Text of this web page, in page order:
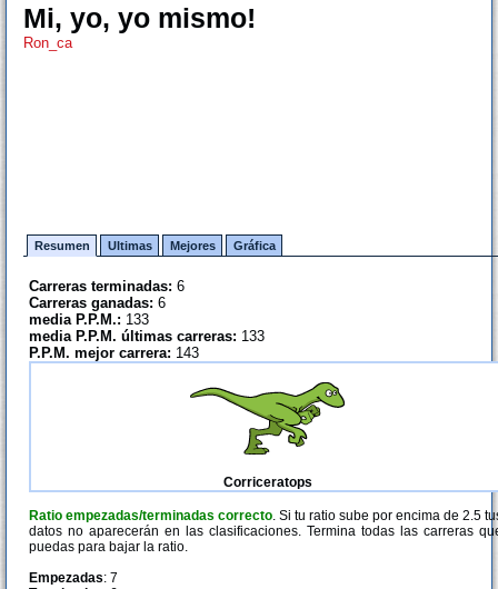
Mi, yo, yo mismo!
Ron_ca
Resumen Ultimas Mejores Gráfica
Carreras terminadas: 6
Carreras ganadas: 6
media P.P.M.: 133
media P.P.M. últimas carreras: 133
P.P.M. mejor carrera: 143
Corriceratops
Ratio empezadas/terminadas correcto. Si tu ratio sube por encima de 2.5
datos no aparecerán en las clasificaciones. Termina todas las carreras
puedas para bajar la ratio.
Empezadas: 7